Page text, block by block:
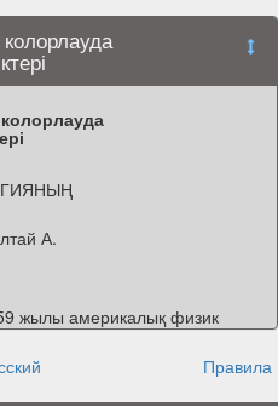
А.
жылы америкалық физик
Правила